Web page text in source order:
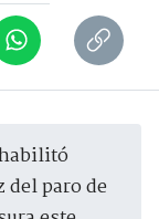
del paro de